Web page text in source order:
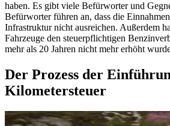
haben. Es gibt viele Befürworter und
Befürworter führen an, dass die
Infrastruktur nicht ausreichen. Außerdem
Fahrzeuge den steuerpflichtigen
mehr als 20 Jahren nicht mehr erhöht
Der Prozess der
Kilometersteuer